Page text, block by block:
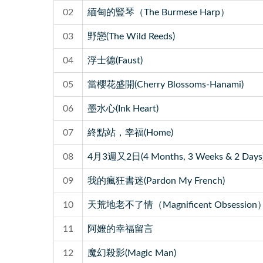
02 緬甸的豎琴（The Burmese Harp）
03 野戀(The Wild Reeds)
04 浮士德(Faust)
05 當櫻花盛開(Cherry Blossoms-Hanami)
06 墨水心(Ink Heart)
07 終點站，幸福(Home)
08 4月3週又2日(4 Months, 3 Weeks & 2
09 我的瘋狂書迷(Pardon My French)
10 天荒地老不了情（Magnificent Obsession
11 阿嬤的幸福留言
12 魔幻殺影(Magic Man)